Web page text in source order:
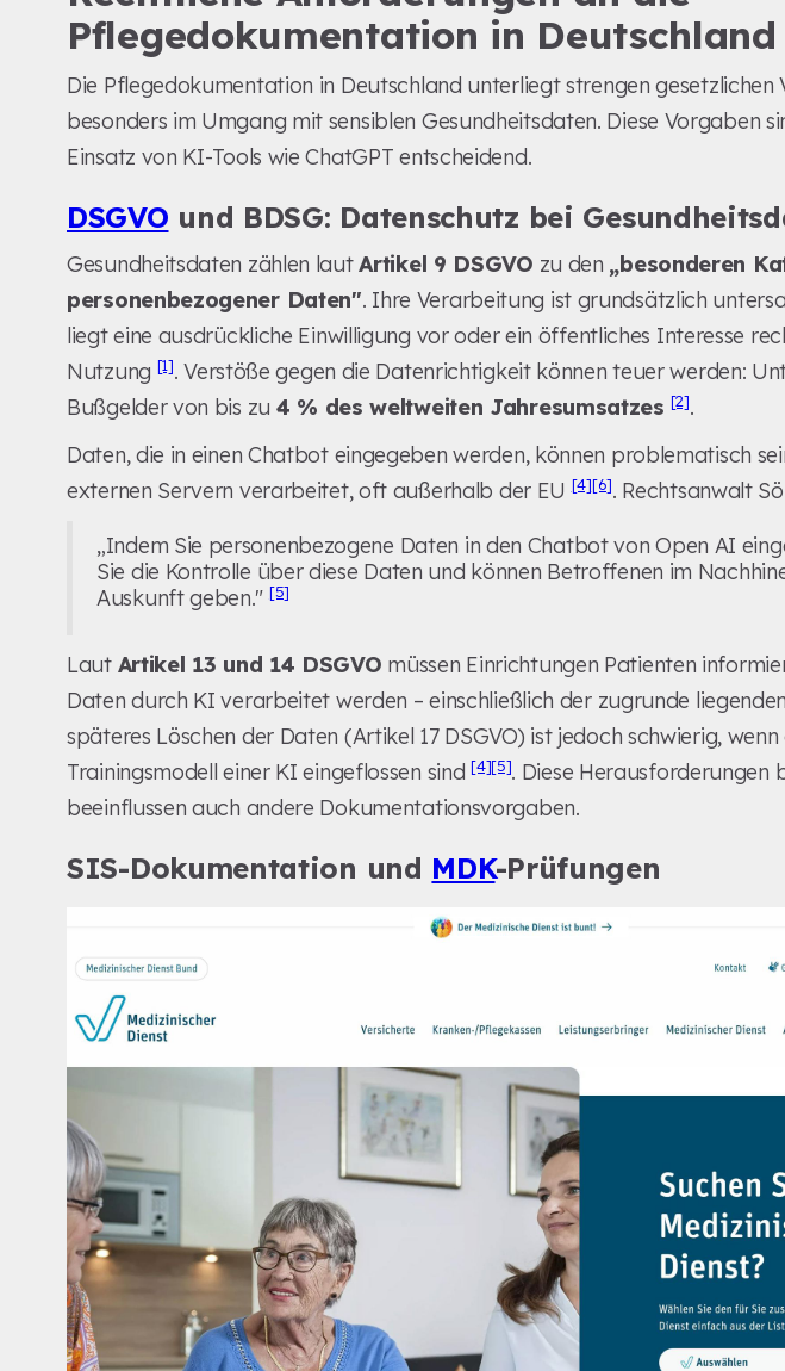
Pflegedokumentation in Deutschland
Die Pflegedokumentation in Deutschland unterliegt strengen gesetzlichen
besonders im Umgang mit sensiblen Gesundheitsdaten. Diese Vorgaben
Einsatz von KI-Tools wie ChatGPT entscheidend.
DSGVO und BDSG: Datenschutz bei
Gesundheitsdaten zählen lautArtikel 9 DSGVO zu den „besonderen
personenbezogener Daten". Ihre Verarbeitung ist grundsätzlich
liegt eine ausdrückliche Einwilligung vor oder ein öffentliches Interesse
Nutzung [1]. Verstöße gegen die Datenrichtigkeit können teuer werden:
Bußgelder von bis zu 4 % des weltweiten Jahresumsatzes [2].
Daten, die in einen Chatbot eingegeben werden, können problematisch
externen Servern verarbeitet, oft außerhalb der EU[4][6]. Rechtsanwalt
„Indem Sie personenbezogene Daten in den Chatbot von Open AI
Sie die Kontrolle über diese Daten und können Betroffenen im
Auskunft geben." [5]
Laut Artikel 13 und 14 DSGVO müssen Einrichtungen Patienten
Daten durch KI verarbeitet werden – einschließlich der zugrunde
späteres Löschen der Daten (Artikel 17 DSGVO) ist jedoch schwierig,
Trainingsmodell einer KI eingeflossen sind[4][5]. Diese Herausforderungen
beeinflussen auch andere Dokumentationsvorgaben.
SIS-Dokumentation und MDK-Prüfungen